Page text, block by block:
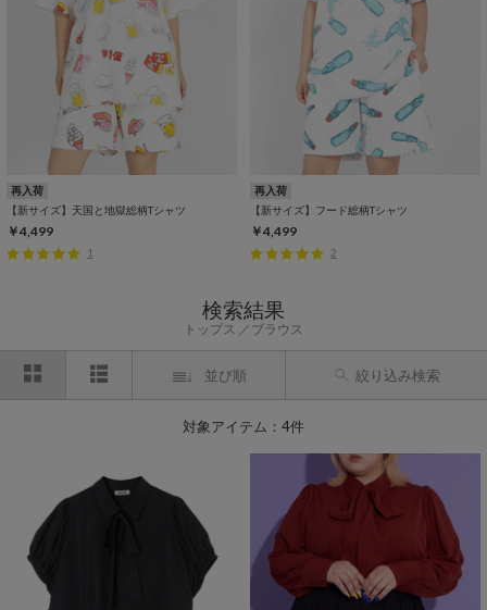
再入荷
【新サイズ】天国と地獄総柄Tシャツ
￥4,499
1
再入荷
【新サイズ】フード総柄Tシャツ
￥4,499
2
検索結果
トップス ブラウス
並び順 絞り込み検索
対象アイテム：4件